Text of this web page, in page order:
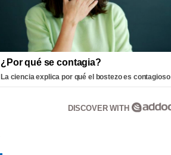
¿Por qué se contagia?
La ciencia explica por qué el bostezo es contagioso
DISCOVER WITH